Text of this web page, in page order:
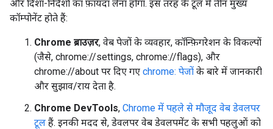
और दिशा-निर्देशों का फ़ायदा लेना होगा. इस तरह के टूल में तीन मुख्य
कॉम्पोनेंट होते हैं:
Chrome ब्राउज़र, वेब पेजों के व्यवहार, कॉन्फ़िगरेशन के विकल्पों
(जैसे, chrome://settings, chrome://flags), और
chrome://about पर दिए गए chrome: पेजों के बारे में जानकारी
और सुझाव/राय देता है.
Chrome DevTools, Chrome में पहले से मौजूद वेब डेवलपर
टूल हैं. इनकी मदद से, डेवलपर वेब डेवलपमेंट के सभी पहलुओं को